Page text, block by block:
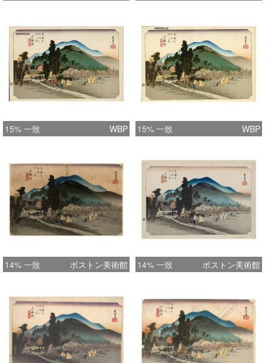
15% 一致 WBP 15% 一致 WBP
14% 一致 ボストン美術館 14% 一致 ボストン美術館